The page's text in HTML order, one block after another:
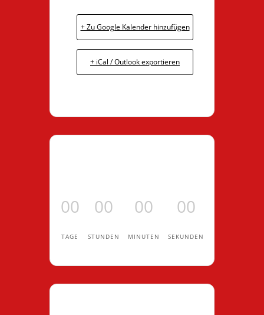
+ Zu Google Kalender hinzufügen
+ iCal / Outlook exportieren
00
TAGE
00
STUNDEN
00
MINUTEN
00
SEKUNDEN